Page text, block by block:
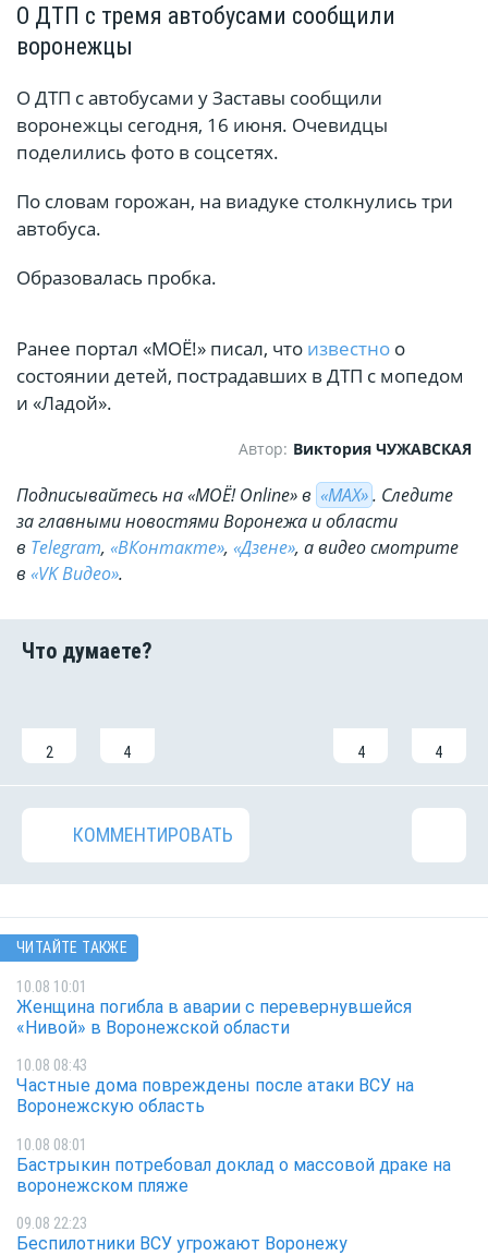
О ДТП с тремя автобусами сообщили
воронежцы
О ДТП с автобусами у Заставы сообщили
воронежцы сегодня, 16 июня. Очевидцы
поделились фото в соцсетях.
По словам горожан, на виадуке столкнулись три
автобуса.
Образовалась пробка.
Ранее портал «МОЁ!» писал, что известно о
состоянии детей, пострадавших в ДТП с мопедом
и «Ладой».
Автор: Виктория ЧУЖАВСКАЯ
Подписывайтесь на «МОЁ! Online» в «МАХ». Cледите
за главными новостями Воронежа и области
в Telegram, «ВКонтакте», «Дзене», а видео смотрите
в «VK Видео».
2 4 4 4
КОММЕНТИРОВАТЬ
ЧИТАЙТЕ ТАКЖЕ
10.08 10:01
Женщина погибла в аварии с перевернувшейся
«Нивой» в Воронежской области
10.08 08:43
Частные дома повреждены после атаки ВСУ на
Воронежскую область
10.08 08:01
Бастрыкин потребовал доклад о массовой драке на
воронежском пляже
09.08 22:23
Беспилотники ВСУ угрожают Воронежу